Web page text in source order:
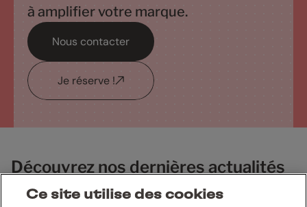
à amplifier votre marque.
Nous contacter
Je réserve !
Découvrez nos dernières actualités
et réalisations
Ce site utilise des cookies